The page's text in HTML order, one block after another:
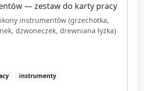
— zestaw do karty pracy
instrumentów (grzechotka,
dzwoneczek, drewniana łyżka)
instrumenty